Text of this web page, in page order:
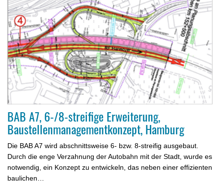
BAB A7, 6-/8-streifige Erweiterung,
Baustellenmanagementkonzept, Hamburg
Die BAB A7 wird abschnittsweise 6- bzw. 8-streifig ausgebaut.
Durch die enge Verzahnung der Autobahn mit der Stadt, wurde es
notwendig, ein Konzept zu entwickeln, das neben einer effizienten
bau­lichen…